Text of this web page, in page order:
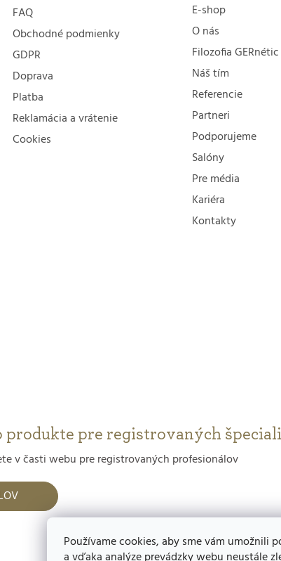
Používame cookies, aby sme vám umožnili
FAQ
Obchodné podmienky
GDPR
Doprava
Platba
Reklamácia a vrátenie
Cookies
E-shop
O nás
Filozofia GERnétic
Náš tím
Referencie
Partneri
Podporujeme
Salóny
Pre média
Kariéra
Kontakty
produkte pre registrovaných
v časti webu pre registrovaných profesionálov